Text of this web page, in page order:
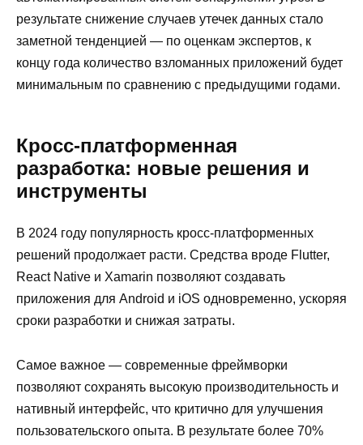
результате снижение случаев утечек данных стало
заметной тенденцией — по оценкам экспертов, к
концу года количество взломанных приложений будет
минимальным по сравнению с предыдущими годами.
Кросс-платформенная
разработка: новые решения и
инструменты
В 2024 году популярность кросс-платформенных
решений продолжает расти. Средства вроде Flutter,
React Native и Xamarin позволяют создавать
приложения для Android и iOS одновременно, ускоряя
сроки разработки и снижая затраты.
Самое важное — современные фреймворки
позволяют сохранять высокую производительность и
нативный интерфейс, что критично для улучшения
пользовательского опыта. В результате более 70%